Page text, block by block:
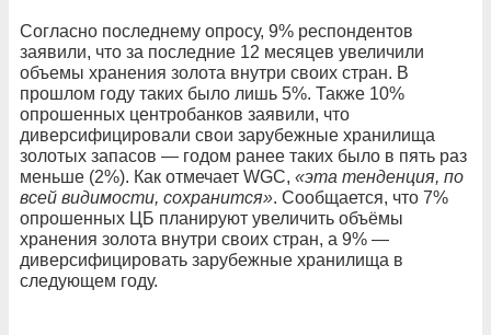
Согласно последнему опросу, 9% респондентов
заявили, что за последние 12 месяцев увеличили
объемы хранения золота внутри своих стран. В
прошлом году таких было лишь 5%. Также 10%
опрошенных центробанков заявили, что
диверсифицировали свои зарубежные хранилища
золотых запасов — годом ранее таких было в пять раз
меньше (2%). Как отмечает WGC, «эта тенденция, по
всей видимости, сохранится». Сообщается, что 7%
опрошенных ЦБ планируют увеличить объёмы
хранения золота внутри своих стран, а 9% —
диверсифицировать зарубежные хранилища в
следующем году.